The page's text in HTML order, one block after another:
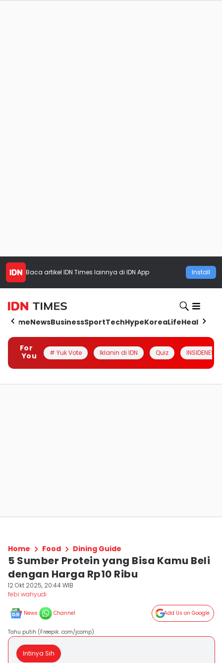
Baca artikel IDN Times lainnya di IDN App Install
HomeNewsBusinessSportTechHypeKoreaLifeHealth
For
You
# Yuk Vote Iklanin di IDN Quiz INSIDENESIA
Home Food Dining Guide
5 Sumber Protein yang Bisa Kamu Beli
dengan Harga Rp10 Ribu
12 Okt 2025, 20:44 WIB
febi wahyudi
News Channel Add Us on Google
Tahu putih (Freepik. com/jcomp)
Intinya Sih